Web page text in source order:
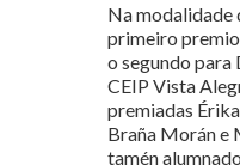
Na modalidade
primeiro
o segundo para
CEIP Vista
premiadas
Braña Morán e
tamén